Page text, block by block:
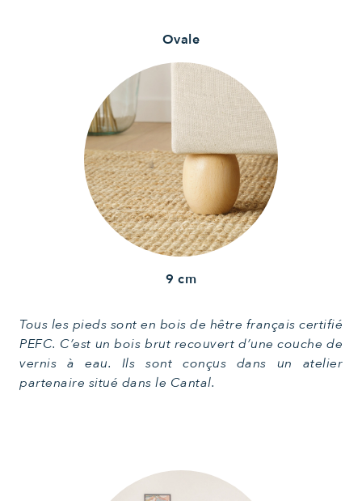
Ovale
9 cm
Tous les pieds sont en bois de hêtre français certifié
PEFC. C’est un bois brut recouvert d’une couche de
vernis à eau. Ils sont conçus dans un atelier
partenaire situé dans le Cantal.